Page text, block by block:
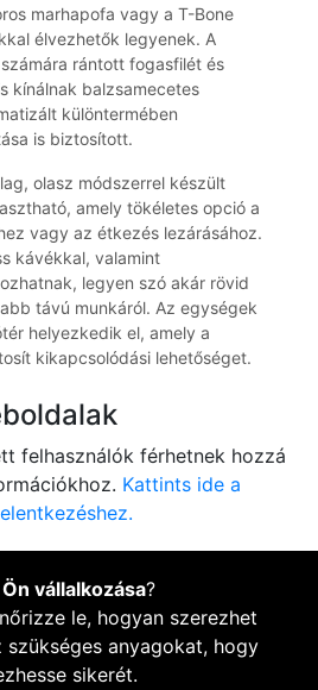
marhapofa vagy a T-Bone
élvezhetők legyenek. A
rántott fogasfilét és
kínálnak balzsamecetes
különtermében
is biztosított.
olasz módszerrel készült
amely tökéletes opció a
vagy az étkezés lezárásához.
kávékkal, valamint
legyen szó akár rövid
távú munkáról. Az egységek
helyezkedik el, amely a
kikapcsolódási lehetőséget.
felhasználók férhetnek hozzá
Kattints ide a
Ön vállalkozása?
le, hogyan szerezhet
szükséges anyagokat, hogy
sikerét.